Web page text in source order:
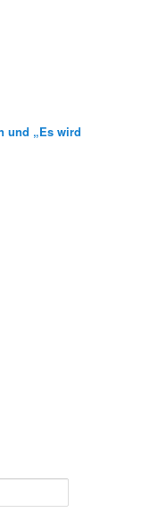
und „Es wird